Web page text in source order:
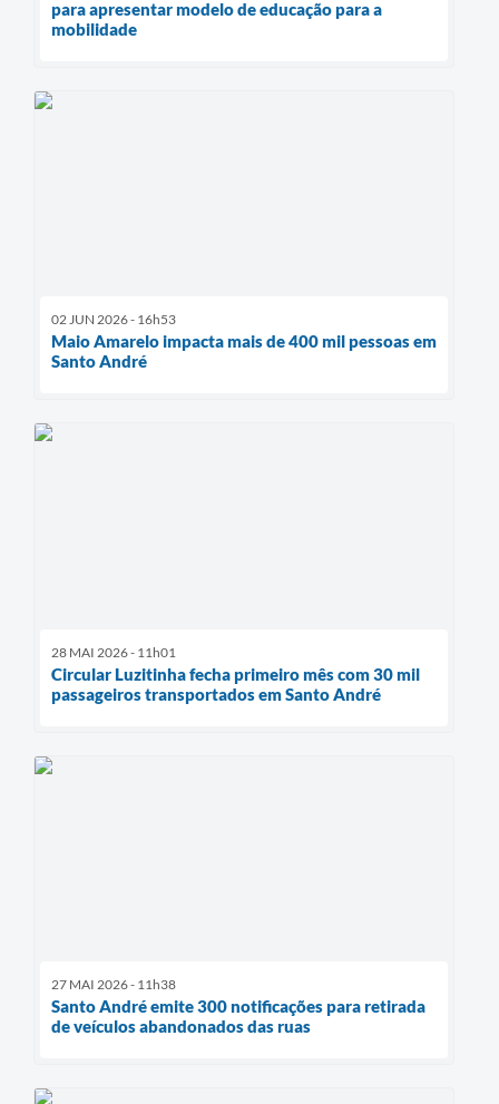
para apresentar modelo de educação para a
mobilidade
02 JUN 2026 - 16h53
Maio Amarelo impacta mais de 400 mil pessoas em
Santo André
28 MAI 2026 - 11h01
Circular Luzitinha fecha primeiro mês com 30 mil
passageiros transportados em Santo André
27 MAI 2026 - 11h38
Santo André emite 300 notificações para retirada
de veículos abandonados das ruas